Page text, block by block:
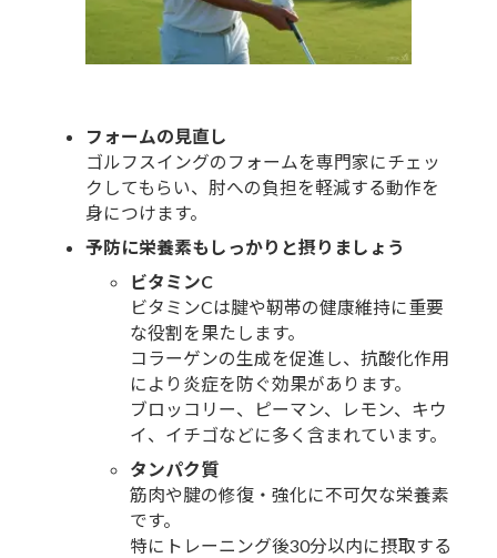
フォームの見直し
ゴルフスイングのフォームを専門家にチェッ
クしてもらい、肘への負担を軽減する動作を
身につけます。
予防に栄養素もしっかりと摂りましょう
ビタミンC
ビタミンCは腱や靭帯の健康維持に重要
な役割を果たします。
コラーゲンの生成を促進し、抗酸化作用
により炎症を防ぐ効果があります。
ブロッコリー、ピーマン、レモン、キウ
イ、イチゴなどに多く含まれています。
タンパク質
筋肉や腱の修復・強化に不可欠な栄養素
です。
特にトレーニング後30分以内に摂取する